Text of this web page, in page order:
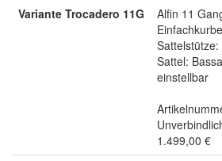
Variante Trocadero 11G
Alfin 11
Sattel:
einstellbar
1.499,00 €